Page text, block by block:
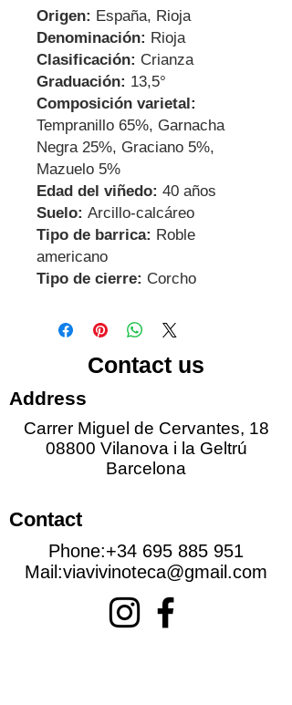
Origen: España, Rioja
Denominación: Rioja
Clasificación: Crianza
Graduación: 13,5°
Composición varietal:
Tempranillo 65%, Garnacha
Negra 25%, Graciano 5%,
Mazuelo 5%
Edad del viñedo: 40 años
Suelo: Arcillo-calcáreo
Tipo de barrica: Roble
americano
Tipo de cierre: Corcho
Contact us
Address
Carrer Miguel de Cervantes, 18
08800 Vilanova i la Geltrú
Barcelona
Contact
Phone:+34 695 885 951
Mail:viavivinoteca@gmail.com